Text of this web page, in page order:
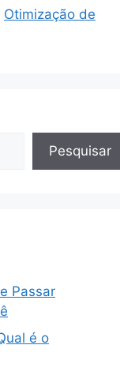
Otimização de
Pesquisar
Passar
é o